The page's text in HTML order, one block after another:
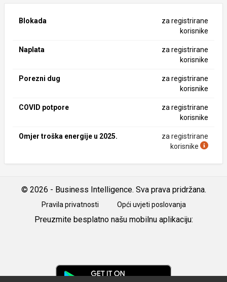
Blokada
za registrirane
korisnike
Naplata
za registrirane
korisnike
Porezni dug
za registrirane
korisnike
COVID potpore
za registrirane
korisnike
Omjer troška energije u 2025.
za registrirane
korisnike
© 2026 - Business Intelligence. Sva prava pridržana.
Pravila privatnosti Opći uvjeti poslovanja
Preuzmite besplatno našu mobilnu aplikaciju: